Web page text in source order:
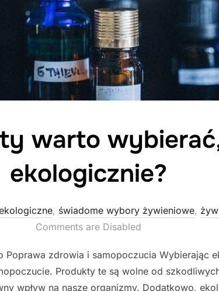
warto
ekologicznie?
, świadome wybory żywieniowe,
Comments are Disabled
Poprawa zdrowia i samopoczucia Wybierając
Produkty te są wolne od
wpływ na nasze organizmy. Dodatkowo,